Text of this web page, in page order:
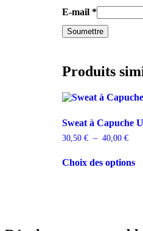
E-mail *
Produits
Sweat à Capuche
30,50 € – 40,00 €
Choix des options